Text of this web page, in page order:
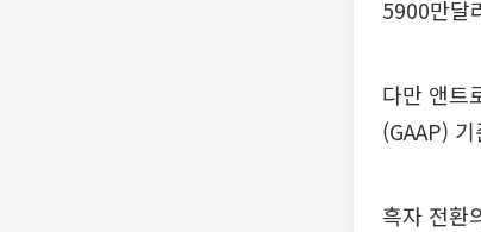
5900만달
다만 앤트
(GAAP)
흑자 전환